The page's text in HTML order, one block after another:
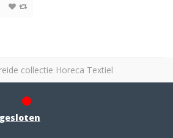
collectie Horeca Textiel
gesloten